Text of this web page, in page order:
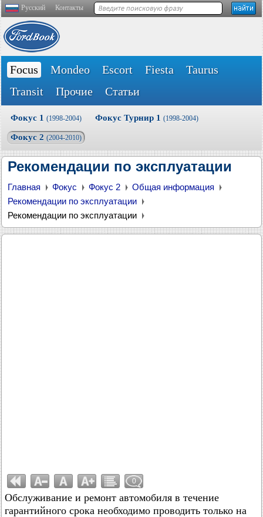
Русский Контакты
Focus Mondeo Escort Fiesta
Taurus
Transit
Прочие Статьи
Фокус 1 (1998-2004) Фокус Турнир 1 (1998-2004)
Фокус 2 (2004-2010)
Рекомендации по эксплуатации
Главная Фокус Фокус 2
Общая информация
Рекомендации по эксплуатации
Рекомендации по эксплуатации
0
Обслуживание и ремонт автомобиля в течение
гарантийного срока необходимо проводить только на